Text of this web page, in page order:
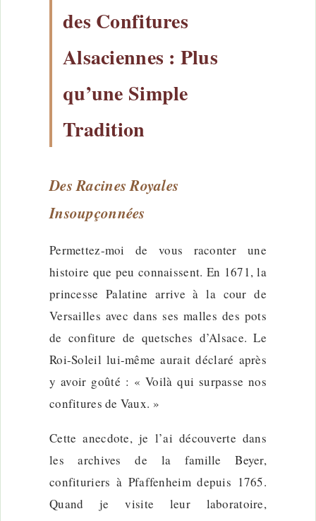
des Confitures
Alsaciennes : Plus
qu’une Simple
Tradition
Des Racines Royales
Insoupçonnées
Permettez-moi de vous raconter une
histoire que peu connaissent. En 1671, la
princesse Palatine arrive à la cour de
Versailles avec dans ses malles des pots
de confiture de quetsches d’Alsace. Le
Roi-Soleil lui-même aurait déclaré après
y avoir goûté : « Voilà qui surpasse nos
confitures de Vaux. »
Cette anecdote, je l’ai découverte dans
les archives de la famille Beyer,
confituriers à Pfaffenheim depuis 1765.
Quand je visite leur laboratoire,